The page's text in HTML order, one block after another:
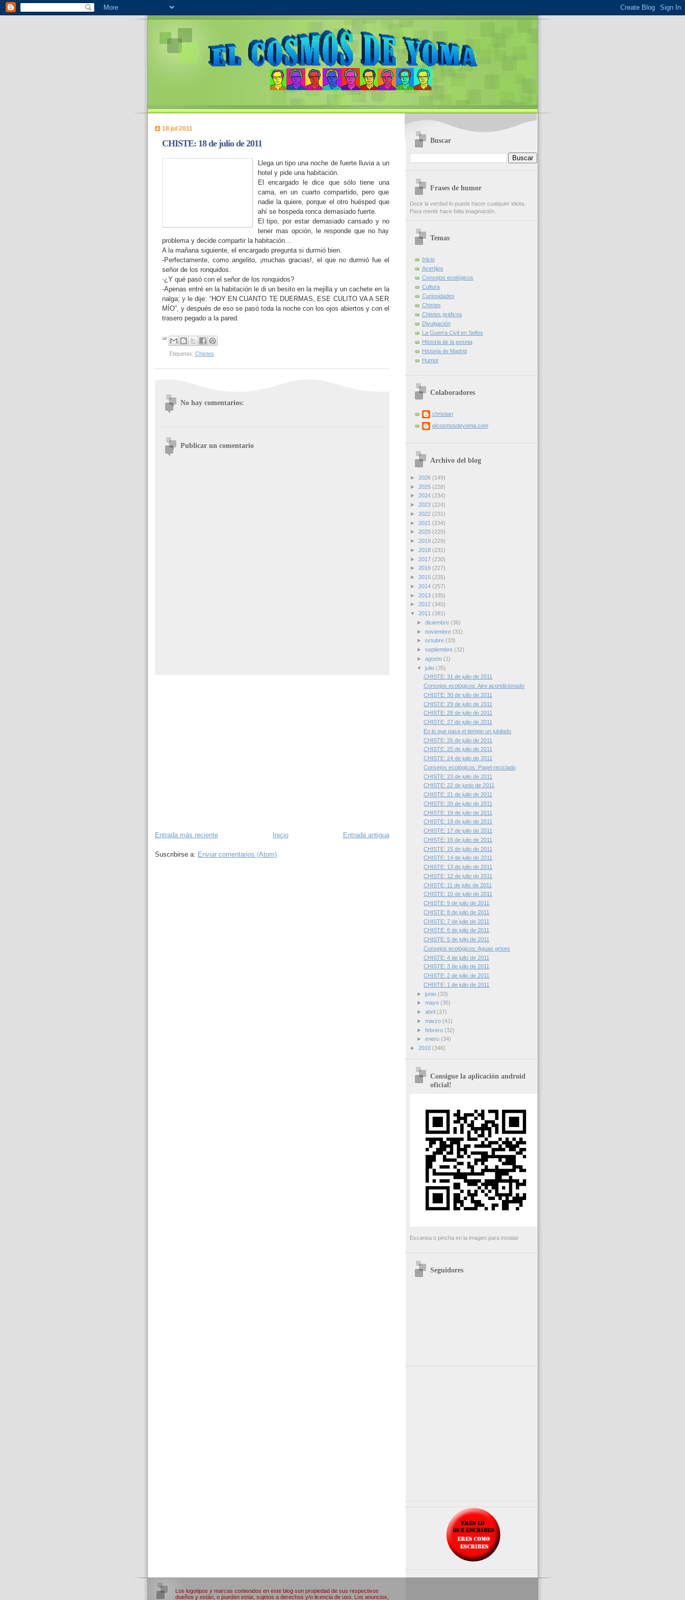
18 jul 2011
CHISTE: 18 de julio de 2011
Llega un tipo una noche de fuerte lluvia a un
hotel y pide una habitación.
El encargado le dice que sólo tiene una
cama, en un cuarto compartido, pero que
nadie la quiere, porque el otro huésped que
ahí se hospeda ronca demasiado fuerte.
El tipo, por estar demasiado cansado y no
tener mas opción, le responde que no hay
problema y decide compartir la habitación…
A la mañana siguiente, el encargado pregunta si durmió bien.
-Perfectamente, como angelito, ¡muchas gracias!, el que no durmió fue el
señor de los ronquidos.
-¿Y qué pasó con el señor de los ronquidos?
-Apenas entré en la habitación le di un besito en la mejilla y un cachete en la
nalga; y le dije: “HOY EN CUANTO TE DUERMAS, ESE CULITO VA A SER
MÍO”, y después de eso se pasó toda la noche con los ojos abiertos y con el
trasero pegado a la pared.
Etiquetas: Chistes
No hay comentarios:
Publicar un comentario
Entrada más reciente Entrada antigua
Inicio
Suscribirse a: Enviar comentarios (Atom)
Buscar
Frases de humor
Decir la verdad lo puede hacer cualquier idiota.
Para mentir hace falta imaginación.
Temas
Inicio
Acertijos
Consejos ecológicos
Cultura
Curiosidades
Chistes
Chistes gráficos
Divulgación
La Guerra Civil en Sellos
Historia de la peseta
Historia de Madrid
Humor
Colaboradores
christian
elcosmosdeyoma.com
Archivo del blog
► 2026 (149)
► 2025 (228)
► 2024 (234)
► 2023 (224)
► 2022 (231)
► 2021 (234)
► 2020 (220)
► 2019 (229)
► 2018 (231)
► 2017 (230)
► 2016 (227)
► 2015 (235)
► 2014 (257)
► 2013 (335)
► 2012 (340)
▼ 2011 (381)
► diciembre (36)
► noviembre (31)
► octubre (33)
► septiembre (32)
► agosto (1)
▼ julio (35)
CHISTE: 31 de julio de 2011
Consejos ecológicos: Aire acondicionado
CHISTE: 30 de julio de 2011
CHISTE: 29 de julio de 2011
CHISTE: 28 de julio de 2011
CHISTE: 27 de julio de 2011
En lo que pasa el tiempo un jubilado
CHISTE: 26 de julio de 2011
CHISTE: 25 de julio de 2011
CHISTE: 24 de julio de 2011
Consejos ecológicos: Papel reciclado
CHISTE: 23 de julio de 2011
CHISTE: 22 de junio de 2011
CHISTE: 21 de julio de 2011
CHISTE: 20 de julio de 2011
CHISTE: 19 de julio de 2011
CHISTE: 18 de julio de 2011
CHISTE: 17 de julio de 2011
CHISTE: 16 de julio de 2011
CHISTE: 15 de julio de 2011
CHISTE: 14 de julio de 2011
CHISTE: 13 de julio de 2011
CHISTE: 12 de julio de 2011
CHISTE: 11 de julio de 2011
CHISTE: 10 de julio de 2011
CHISTE: 9 de julio de 2011
CHISTE: 8 de julio de 2011
CHISTE: 7 de julio de 2011
CHISTE: 6 de julio de 2011
CHISTE: 5 de julio de 2011
Consejos ecológicos: Aguas grises
CHISTE: 4 de julio de 2011
CHISTE: 3 de julio de 2011
CHISTE: 2 de julio de 2011
CHISTE: 1 de julio de 2011
► junio (33)
► mayo (36)
► abril (37)
► marzo (41)
► febrero (32)
► enero (34)
► 2010 (346)
Consigue la aplicación android
oficial!
Escanea o pincha en la imagen para instalar
Seguidores
Los logotipos y marcas contenidos en este blog son propiedad de sus respectivos
dueños y están, o pueden estar, sujetos a derechos y/o licencia de uso. Los anuncios,